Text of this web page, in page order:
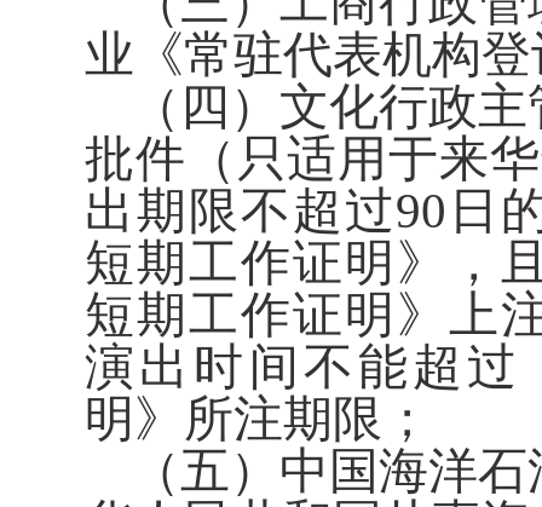
业《常驻代表机构
（四）文化行政
批件（只适用于来
出期限不超过90日
短期工作证明》，
短期工作证明》上
演出时间不能超过
明》所注期限；
（五）中国海洋